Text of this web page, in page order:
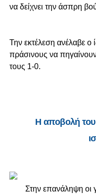
να δείχνει την άσπρη
Την εκτέλεση ανέλαβε ο
πράσινους να
τους 1-0.
Η αποβολή του
Στην επανάληψη οι